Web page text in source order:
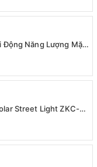
Động Năng Lượng Mặt
Street Light ZKC-